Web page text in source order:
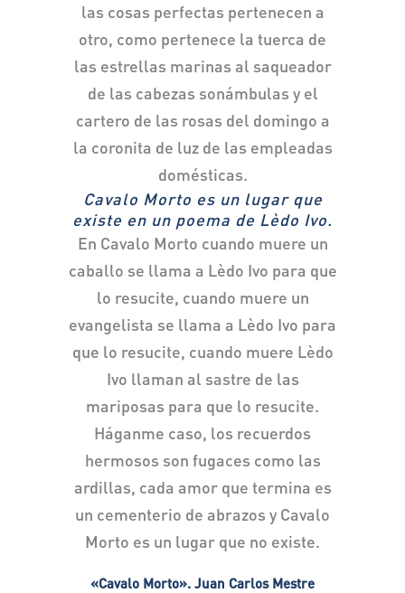
las cosas perfectas pertenecen a
otro, como pertenece la tuerca de
las estrellas marinas al saqueador
de las cabezas sonámbulas y el
cartero de las rosas del domingo a
la coronita de luz de las empleadas
domésticas.
Cavalo Morto es un lugar que
existe en un poema de Lèdo Ivo.
En Cavalo Morto cuando muere un
caballo se llama a Lèdo Ivo para que
lo resucite, cuando muere un
evangelista se llama a Lèdo Ivo para
que lo resucite, cuando muere Lèdo
Ivo llaman al sastre de las
mariposas para que lo resucite.
Háganme caso, los recuerdos
hermosos son fugaces como las
ardillas, cada amor que termina es
un cementerio de abrazos y Cavalo
Morto es un lugar que no existe.
«Cavalo Morto». Juan Carlos Mestre